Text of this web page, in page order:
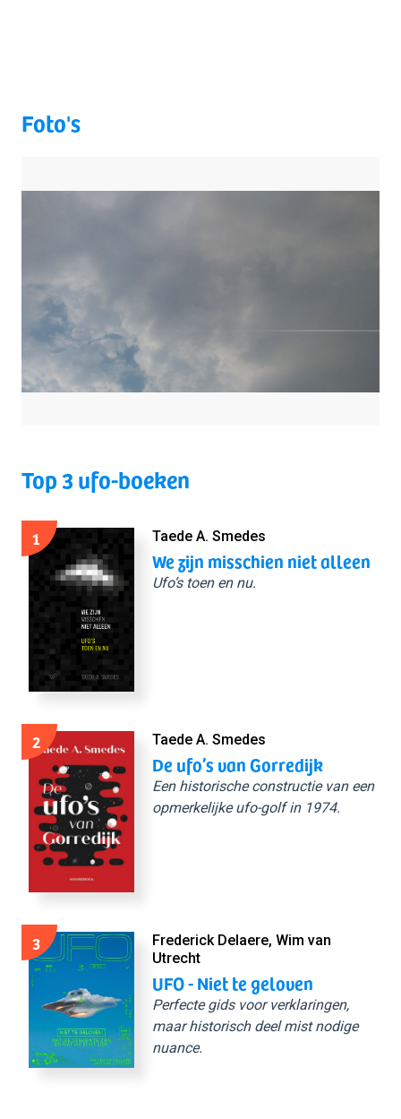
Foto's
Top 3 ufo-boeken
1 Taede A. Smedes
We zijn misschien niet alleen
Ufo’s toen en nu.
2 Taede A. Smedes
De ufo’s van Gorredijk
Een historische constructie van een
opmerkelijke ufo-golf in 1974.
3
Frederick Delaere, Wim van
Utrecht
UFO - Niet te geloven
Perfecte gids voor verklaringen,
maar historisch deel mist nodige
nuance.